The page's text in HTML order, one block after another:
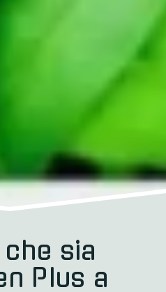
che sia
Plus a